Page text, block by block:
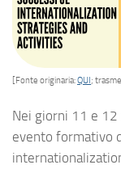
[Fonte originaria:QUI;
Nei giorni 11 e
evento formativo